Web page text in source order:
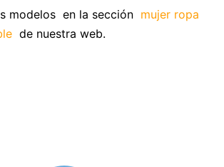
modelos en la sección mujer ropa
de nuestra web.